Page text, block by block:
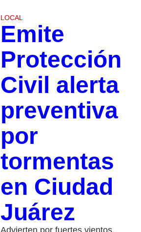
LOCAL
Emite
Protección
Civil alerta
preventiva
por
tormentas
en Ciudad
Juárez
Advierten por fuertes vientos,